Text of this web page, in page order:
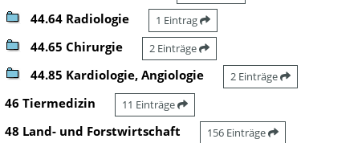
44.64 Radiologie 1 Eintrag
44.65 Chirurgie 2 Einträge
44.85 Kardiologie, Angiologie 2 Einträge
46 Tiermedizin 11 Einträge
48 Land- und Forstwirtschaft 156 Einträge